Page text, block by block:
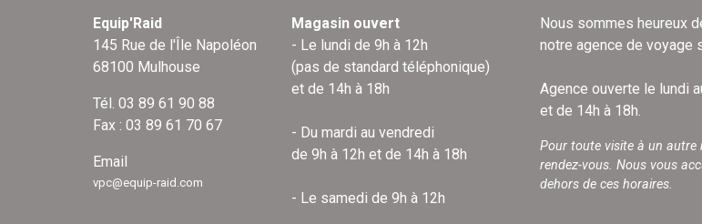
Equip'Raid
145 Rue de l'Île Napoléon
68100 Mulhouse
Tél. 03 89 61 90 88
Fax : 03 89 61 70 67
Email
vpc@equip-raid.com
Magasin ouvert
- Le lundi de 9h à 12h
(pas de standard téléphonique)
et de 14h à 18h
- Du mardi au vendredi
de 9h à 12h et de 14h à 18h
- Le samedi de 9h à 12h
Nous sommes heureux
notre agence de voyage
Agence ouverte le lundi
et de 14h à 18h.
Pour toute visite à un autre
rendez-vous. Nous vous
dehors de ces horaires.